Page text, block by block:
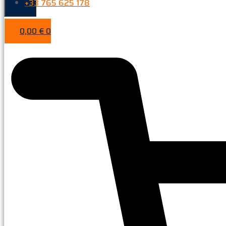
+33 765 625 178
0,00€0